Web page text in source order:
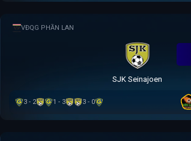
VĐQG PHẦN LAN
SJK Seinajoen
3 - 2 1 - 3 3 - 0